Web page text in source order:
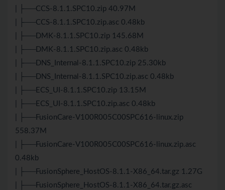
| ├──CCS-8.1.1.SPC10.zip 40.97M
| ├──CCS-8.1.1.SPC10.zip.asc 0.48kb
| ├──DMK-8.1.1.SPC10.zip 145.68M
| ├──DMK-8.1.1.SPC10.zip.asc 0.48kb
| ├──DNS_Internal-8.1.1.SPC10.zip 25.30kb
| ├──DNS_Internal-8.1.1.SPC10.zip.asc 0.48kb
| ├──ECS_UI-8.1.1.SPC10.zip 13.15M
| ├──ECS_UI-8.1.1.SPC10.zip.asc 0.48kb
| ├──FusionCare-V100R005C00SPC616-linux.zip
558.37M
| ├──FusionCare-V100R005C00SPC616-linux.zip.asc
0.48kb
| ├──FusionSphere_HostOS-8.1.1-X86_64.tar.gz 1.27G
| ├──FusionSphere_HostOS-8.1.1-X86_64.tar.gz.asc